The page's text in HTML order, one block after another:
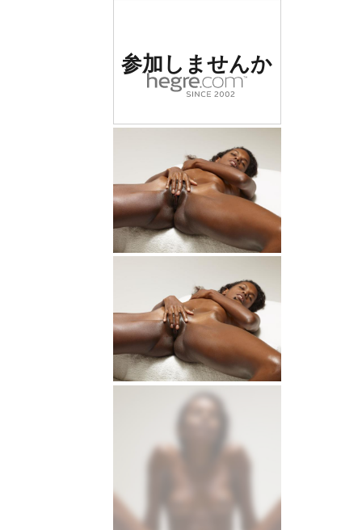
を受けたエロサイト
参加しませんか